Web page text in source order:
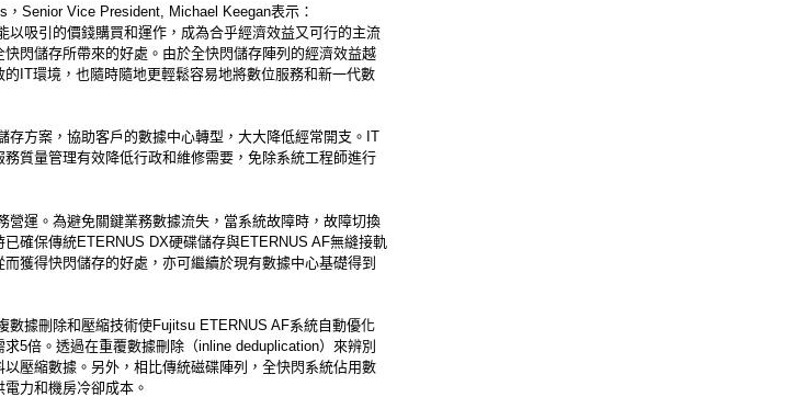
Senior Vice President, Michael Keegan表示：
以吸引的價錢購買和運作，成為合乎經濟效益又可行的主流
閃儲存所帶來的好處。由於全快閃儲存陣列的經濟效益越
IT環境，也隨時隨地更輕鬆容易地將數位服務和新一代數
存方案，協助客戶的數據中心轉型，大大降低經常開支。IT
質量管理有效降低行政和維修需要，免除系統工程師進行
營運。為避免關鍵業務數據流失，當系統故障時，故障切換
確保傳統ETERNUS DX硬碟儲存與ETERNUS AF無縫接軌
獲得快閃儲存的好處，亦可繼續於現有數據中心基礎得到
數據刪除和壓縮技術使Fujitsu ETERNUS AF系統自動優化
5倍。透過在重覆數據刪除（inline deduplication）來辨別
壓縮數據。另外，相比傳統磁碟陣列，全快閃系統佔用數
力和機房冷卻成本。